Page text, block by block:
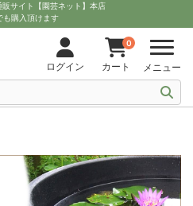
販サイト【園芸ネット】本店
も購入頂けます
ログイン
0
カート メニュー